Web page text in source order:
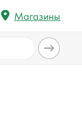
Магазины